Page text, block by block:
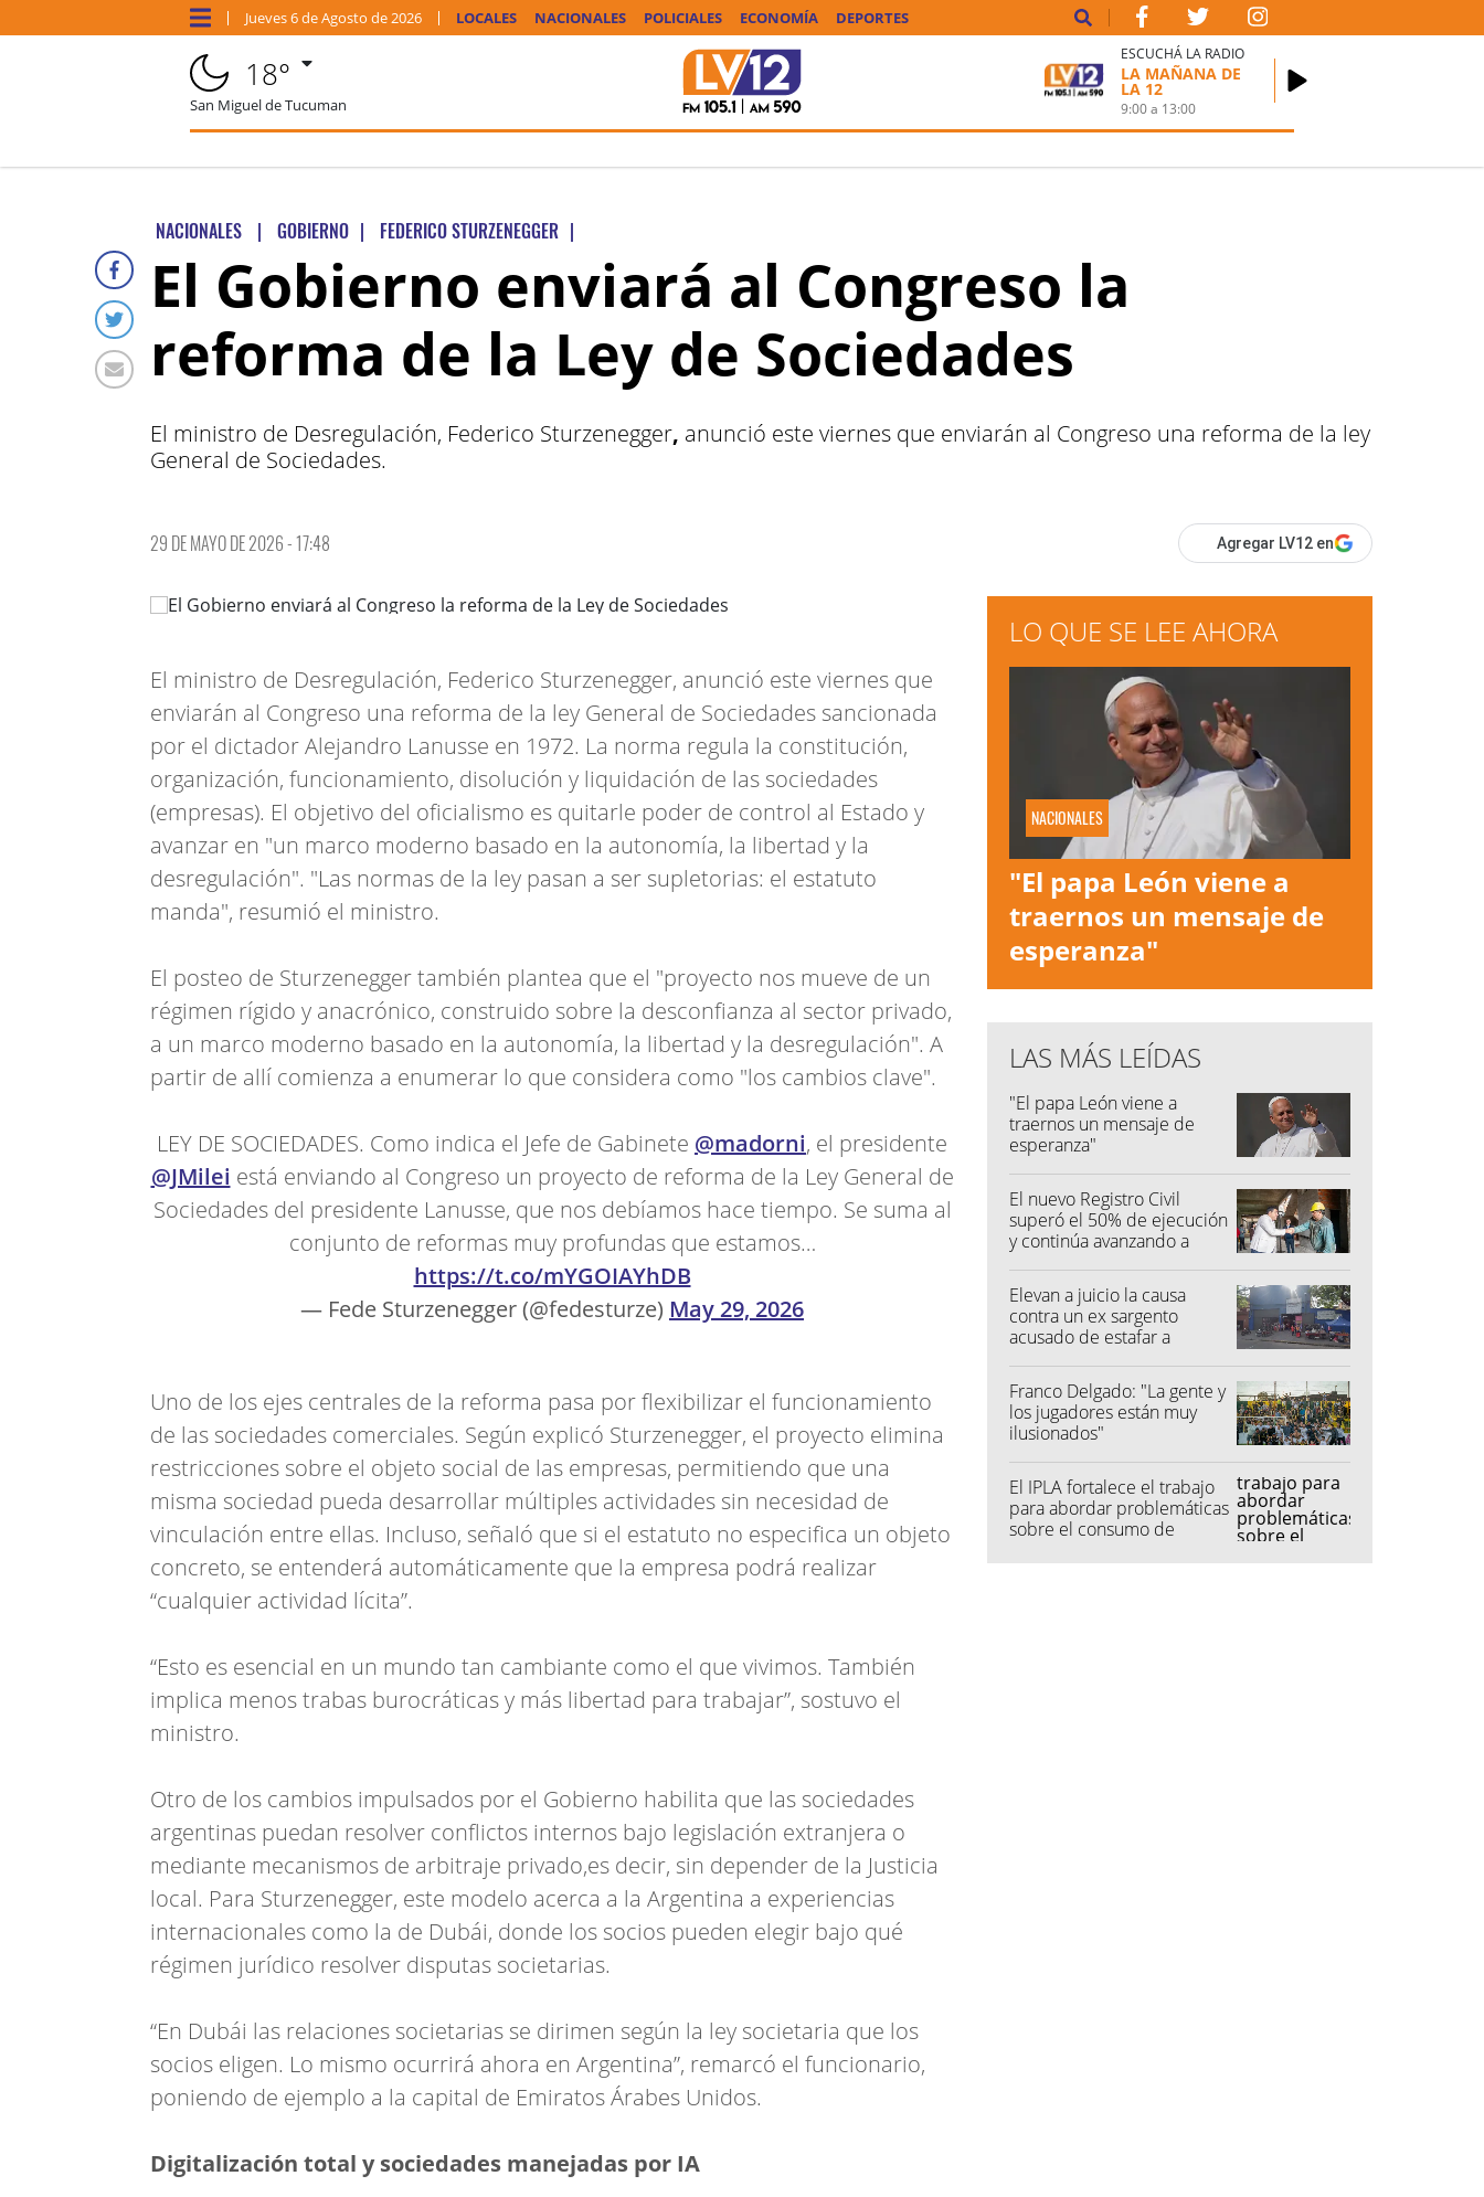
Jueves6 deAgosto de 2026 LOCALES NACIONALES POLICIALES ECONOMÍA DEPORTES
18°
San Miguel de Tucuman
ESCUCHÁ LA RADIO
LA MAÑANA DE
LA 12
9:00a 13:00
NACIONALES | GOBIERNO | FEDERICO STURZENEGGER |
El Gobierno enviará al Congreso la
reforma de la Ley de Sociedades
El ministro de Desregulación, Federico Sturzenegger, anunció este viernes que enviarán al Congreso una reforma de la ley
General de Sociedades.
29 DE MAYO DE 2026 - 17:48 Agregar LV12 en
El ministro de Desregulación, Federico Sturzenegger, anunció este viernes que
enviarán al Congreso una reforma de la ley General de Sociedades sancionada
por el dictador Alejandro Lanusse en 1972. La norma regula la constitución,
organización, funcionamiento, disolución y liquidación de las sociedades
(empresas). El objetivo del oficialismo es quitarle poder de control al Estado y
avanzar en "un marco moderno basado en la autonomía, la libertad y la
desregulación". "Las normas de la ley pasan a ser supletorias: el estatuto
manda", resumió el ministro.
El posteo de Sturzenegger también plantea que el "proyecto nos mueve de un
régimen rígido y anacrónico, construido sobre la desconfianza al sector privado,
a un marco moderno basado en la autonomía, la libertad y la desregulación". A
partir de allí comienza a enumerar lo que considera como "los cambios clave".
LEY DE SOCIEDADES. Como indica el Jefe de Gabinete @madorni, el presidente
@JMilei está enviando al Congreso un proyecto de reforma de la Ley General de
Sociedades del presidente Lanusse, que nos debíamos hace tiempo. Se suma al
conjunto de reformas muy profundas que estamos…
https://t.co/mYGOIAYhDB
— Fede Sturzenegger (@fedesturze) May 29, 2026
Uno de los ejes centrales de la reforma pasa por flexibilizar el funcionamiento
de las sociedades comerciales. Según explicó Sturzenegger, el proyecto elimina
restricciones sobre el objeto social de las empresas, permitiendo que una
misma sociedad pueda desarrollar múltiples actividades sin necesidad de
vinculación entre ellas. Incluso, señaló que si el estatuto no especifica un objeto
concreto, se entenderá automáticamente que la empresa podrá realizar
“cualquier actividad lícita”.
“Esto es esencial en un mundo tan cambiante como el que vivimos. También
implica menos trabas burocráticas y más libertad para trabajar”, sostuvo el
ministro.
Otro de los cambios impulsados por el Gobierno habilita que las sociedades
argentinas puedan resolver conflictos internos bajo legislación extranjera o
mediante mecanismos de arbitraje privado,es decir, sin depender de la Justicia
local. Para Sturzenegger, este modelo acerca a la Argentina a experiencias
internacionales como la de Dubái, donde los socios pueden elegir bajo qué
régimen jurídico resolver disputas societarias.
“En Dubái las relaciones societarias se dirimen según la ley societaria que los
socios eligen. Lo mismo ocurrirá ahora en Argentina”, remarcó el funcionario,
poniendo de ejemplo a la capital de Emiratos Árabes Unidos.
Digitalización total y sociedades manejadas por IA
LO QUE SE LEE AHORA
NACIONALES
"El papa León viene a
traernos un mensaje de
esperanza"
LAS MÁS LEÍDAS
"El papa León viene a
traernos un mensaje de
esperanza"
El nuevo Registro Civil
superó el 50% de ejecución
y continúa avanzando a
Elevan a juicio la causa
contra un ex sargento
acusado de estafar a
Franco Delgado: "La gente y
los jugadores están muy
ilusionados"
El IPLA fortalece el trabajo
para abordar problemáticas
sobre el consumo de